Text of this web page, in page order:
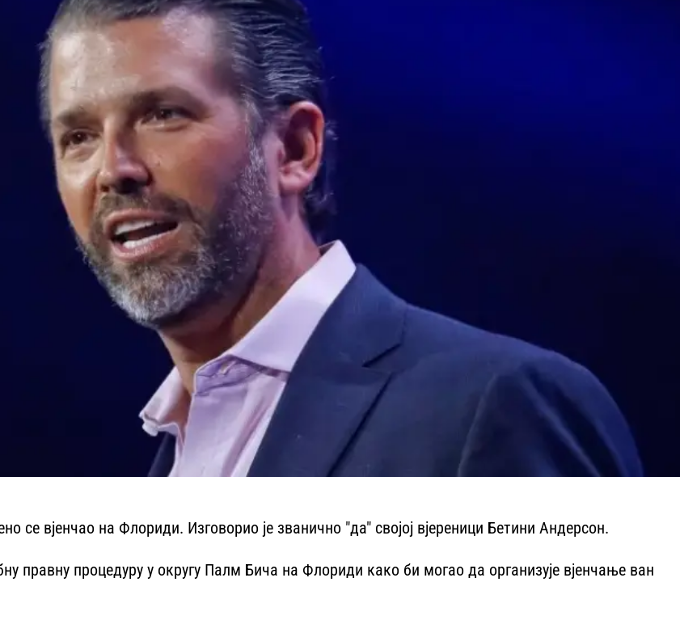
вјенчао на Флориди. Изговорио је званично "да" својој вјереници Бетини Андерсон.
правну процедуру у округу Палм Бича на Флориди како би могао да организује вјенчање ван